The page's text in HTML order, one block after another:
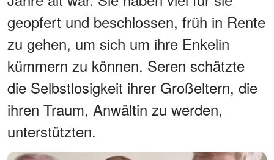
geopfert und beschlossen, früh in Rente
zu gehen, um sich um ihre Enkelin
kümmern zu können. Seren schätzte
die Selbstlosigkeit ihrer Großeltern, die
ihren Traum, Anwältin zu werden,
unterstützten.